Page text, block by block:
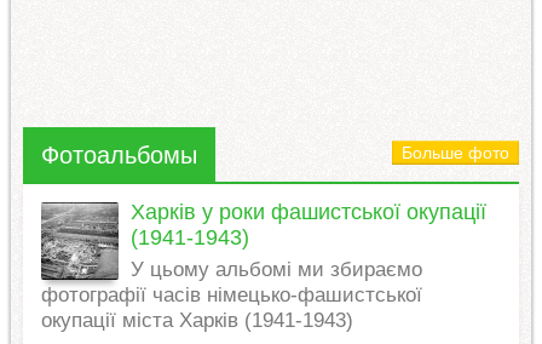
Фотоальбомы Больше фото
Харків у роки фашистської окупації
(1941-1943)
У цьому альбомі ми збираємо
фотографії часів німецько-фашистської
окупації міста Харків (1941-1943)